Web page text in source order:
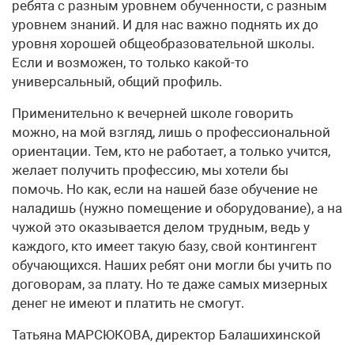
ребята с разным уровнем обученности, с разным
уровнем знаний. И для нас важно поднять их до
уровня хорошей общеобразовательной школы.
Если и возможен, то только какой-то
универсальный, общий профиль.
Применительно к вечерней школе говорить
можно, на мой взгляд, лишь о профессиональной
ориентации. Тем, кто не работает, а только учится,
желает получить профессию, мы хотели бы
помочь. Но как, если на нашей базе обучение не
наладишь (нужно помещение и оборудование), а на
чужой это оказывается делом трудным, ведь у
каждого, кто имеет такую базу, свой контингент
обучающихся. Наших ребят они могли бы учить по
договорам, за плату. Но те даже самых мизерных
денег не имеют и платить не смогут.
Татьяна МАРСЮКОВА, директор Балашихинской